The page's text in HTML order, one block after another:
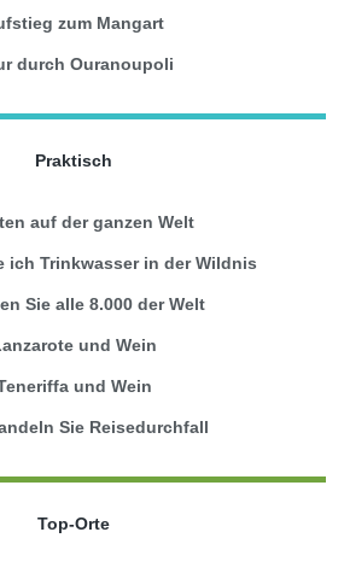
zum Mangart
durch Ouranoupoli
Praktisch
auf der ganzen Welt
ich Trinkwasser in der Wildnis
Sie alle 8.000 der Welt
und Wein
und Wein
Sie Reisedurchfall
Top-Orte